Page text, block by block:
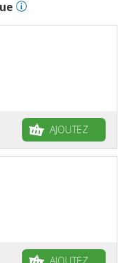
AJOUTEZ